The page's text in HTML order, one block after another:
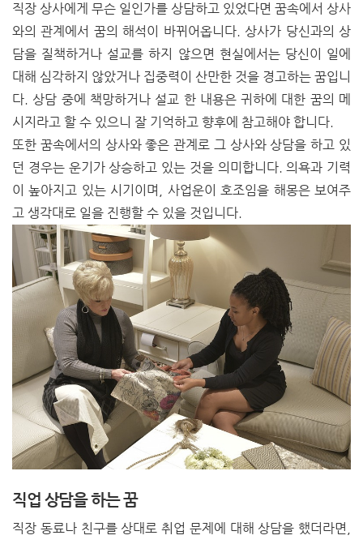
직장 상사에게 무슨 일인가를 상담하고 있었다면 꿈속에서 상사
와의 관계에서 꿈의 해석이 바뀌어옵니다. 상사가 당신과의 상
담을 질책하거나 설교를 하지 않으면 현실에서는 당신이 일에
대해 심각하지 않았거나 집중력이 산만한 것을 경고하는 꿈입니
다. 상담 중에 책망하거나 설교 한 내용은 귀하에 대한 꿈의 메
시지라고 할 수 있으니 잘 기억하고 향후에 참고해야 합니다.
또한 꿈속에서의 상사와 좋은 관계로 그 상사와 상담을 하고 있
던 경우는 운기가 상승하고 있는 것을 의미합니다. 의욕과 기력
이 높아지고 있는 시기이며, 사업운이 호조임을 해몽은 보여주
고 생각대로 일을 진행할 수 있을 것입니다.
직업 상담을 하는 꿈
직장 동료나 친구를 상대로 취업 문제에 대해 상담을 했더라면,